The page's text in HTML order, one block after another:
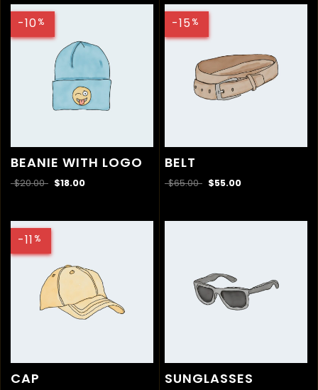
-10%
BEANIE WITH LOGO
$20.00 $18.00
-15%
BELT
$65.00 $55.00
-11%
CAP SUNGLASSES